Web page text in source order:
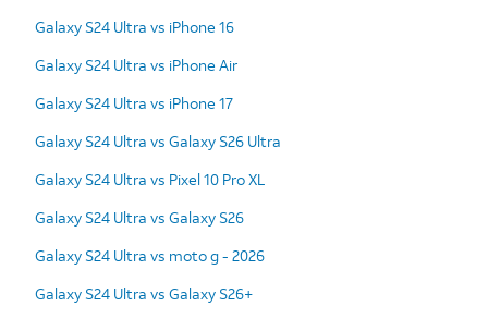
Galaxy S24 Ultra vs iPhone 16
Galaxy S24 Ultra vs iPhone Air
Galaxy S24 Ultra vs iPhone 17
Galaxy S24 Ultra vs Galaxy S26 Ultra
Galaxy S24 Ultra vs Pixel 10 Pro XL
Galaxy S24 Ultra vs Galaxy S26
Galaxy S24 Ultra vs moto g - 2026
Galaxy S24 Ultra vs Galaxy S26+